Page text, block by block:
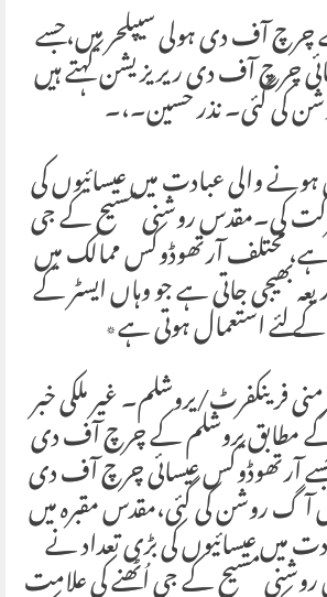
آف دی ہولی سیپلحر میں،جسے
چرچ آف دی ریریزیشن کہتے ہیں
کی گئی۔ نذر حسین۔،۔
والی عبادت میں عیسائیوں کی
کی۔مقدس روشنی مسیح کے جی
مختلف آرتھوڈوکس ممالک میں
بھیجی جاتی ہے جو وہاں ایسٹر کے
لئے استعمال ہوتی ہے٭
فرینکفرٹ/یروشلم۔ غیر ملکی خبر
مطابق یروشلم کے چرچ آف دی
آرتھوڈوکس عیسائی چرچ آف دی
آگ روشن کی گئی،مقدس مقبرہ میں
میں عیسائیوں کی بڑی تعداد نے